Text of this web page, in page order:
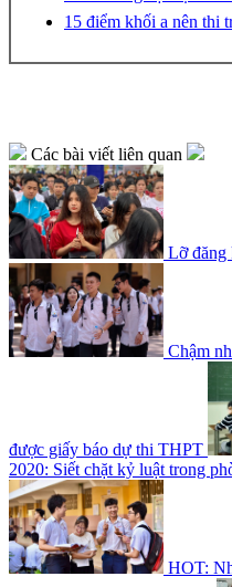
15 điểm khối a nên thi
Các bài viết liên quan
Lỡ đăng
Chậm
được giấy báo dự thi THPT
2020: Siết chặt kỷ luật trong
HOT: